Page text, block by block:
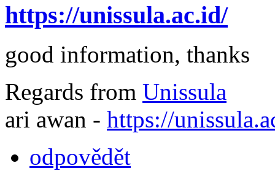
https://unissula.ac.id/
good information, thanks
Regards from Unissula
ari awan - https://
odpovědět